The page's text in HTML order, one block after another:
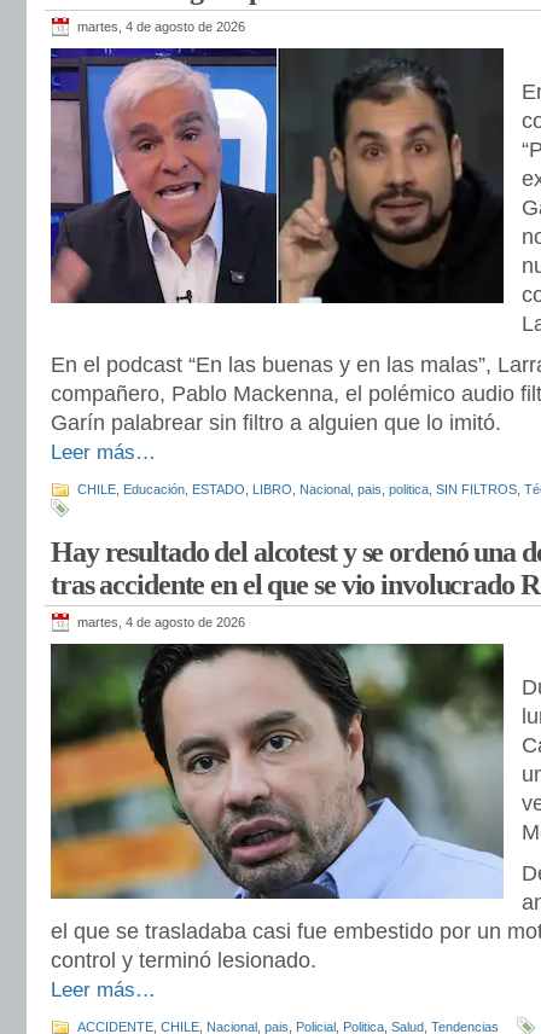
martes, 4 de agosto de 2026
En el podcast “En las buenas y en las malas”,
compañero, Pablo Mackenna, el polémico audio
Garín palabrear sin filtro a alguien que lo imitó.
Leer más…
CHILE Educación ESTADO LIBRO Nacional pais politica SIN FILTROS
Hay resultado del alcotest y se ordenó una
tras accidente en el que se vio involucrado
martes, 4 de agosto de 2026
el que se trasladaba casi fue embestido por un
control y terminó lesionado.
Leer más…
ACCIDENTE CHILE Nacional pais Policial Politica Salud Tendencias